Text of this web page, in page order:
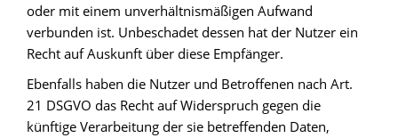
oder mit einem unverhältnismäßigen Aufwand
verbunden ist. Unbeschadet dessen hat der Nutzer ein
Recht auf Auskunft über diese Empfänger.
Ebenfalls haben die Nutzer und Betroffenen nach Art.
21 DSGVO das Recht auf Widerspruch gegen die
künftige Verarbeitung der sie betreffenden Daten,